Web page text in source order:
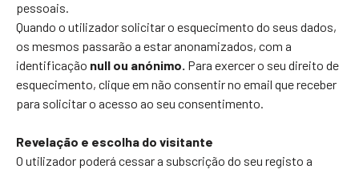
pessoais.
Quando o utilizador solicitar o esquecimento do seus dados,
os mesmos passarão a estar anonamizados, com a
identificação null ou anónimo. Para exercer o seu direito de
esquecimento, clique em não consentir no email que receber
para solicitar o acesso ao seu consentimento.
Revelação e escolha do visitante
O utilizador poderá cessar a subscrição do seu registo a